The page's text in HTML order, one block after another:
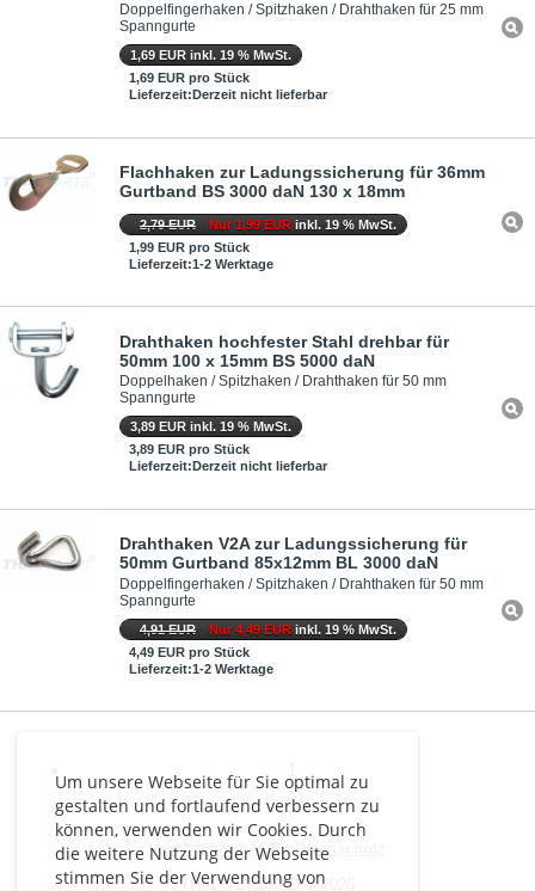
Um unsere Webseite für Sie optimal zu
gestalten und fortlaufend verbessern zu
können, verwenden wir Cookies. Durch
die weitere Nutzung der Webseite
stimmen Sie der Verwendung von
Doppelfingerhaken / Spitzhaken / Drahthaken für 25 mm
Spanngurte
1,69 EUR inkl. 19 % MwSt.
1,69 EUR pro Stück
Lieferzeit:Derzeit nicht lieferbar
Flachhaken zur Ladungssicherung für 36mm
Gurtband BS 3000 daN 130 x 18mm
2,79 EUR Nur 1,99 EUR inkl. 19 % MwSt.
1,99 EUR pro Stück
Lieferzeit:1-2 Werktage
Drahthaken hochfester Stahl drehbar für
50mm 100 x 15mm BS 5000 daN
Doppelhaken / Spitzhaken / Drahthaken für 50 mm
Spanngurte
3,89 EUR inkl. 19 % MwSt.
3,89 EUR pro Stück
Lieferzeit:Derzeit nicht lieferbar
Drahthaken V2A zur Ladungssicherung für
50mm Gurtband 85x12mm BL 3000 daN
Doppelfingerhaken / Spitzhaken / Drahthaken für 50 mm
Spanngurte
4,91 EUR Nur 4,49 EUR inkl. 19 % MwSt.
4,49 EUR pro Stück
Lieferzeit:1-2 Werktage
Impressum-AGB-Datenschutz
THAL VERSAND © 2026